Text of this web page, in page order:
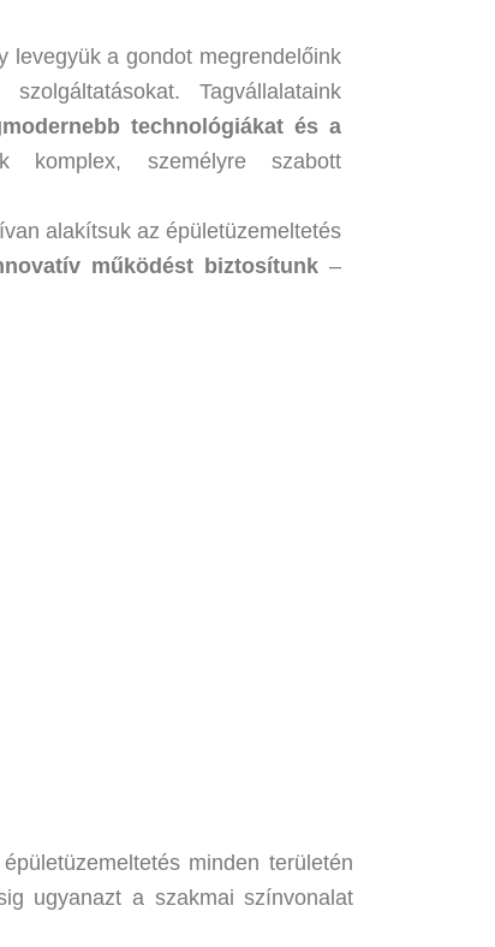
levegyük a gondot megrendelőink
Tagvállalataink
technológiákat és a
komplex, személyre szabott
alakítsuk az épületüzemeltetés
működést biztosítunk –
minden területén
ugyanazt a szakmai színvonalat